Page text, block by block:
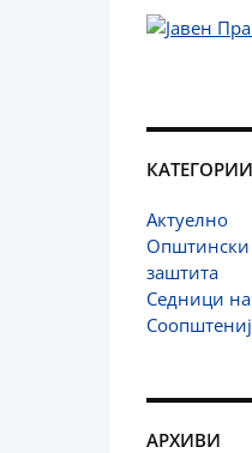
КАТЕГОРИИ
Актуелно
Општински
заштита
Седници
АРХИВИ